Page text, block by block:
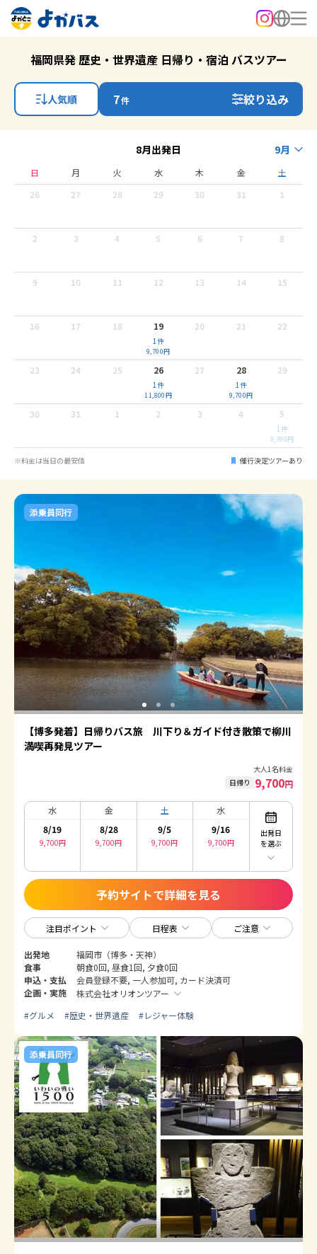
福岡県発 歴史・世界遺産 日帰り・宿泊 バスツアー
人気順 7件 絞り込み
8月出発日 9月
日 月 火 水 木 金
土
26
27 28 29 30 31 1
2 3 4 5 6 7 8
9 10 11 12 13 14 15
16 17 18 19
1件
9,700円
20 21 22
23 24 25 26
1件
11,800円
27 28
1件
9,700円
29
30 31 1 2 3 4 5
1件
9,700円
※料金は当日の最安値 催行決定ツアーあり
添乗員同行
【博多発着】日帰りバス旅 川下り＆ガイド付き散策で柳川
満喫再発見ツアー
大人1名料金
日帰り 9,700円
水
8/19
9,700円
金
8/28
9,700円
土
9/5
9,700円
水
9/16
9,700円
出発日
を選ぶ
予約サイトで詳細を見る
注目ポイント 日程表 ご注意
出発地
福岡市（博多・天神）
食事
朝食0回, 昼食1回, 夕食0回
申込・支払
会員登録不要, 一人参加可, カード決済可
企画・実施
株式会社オリオンツアー
#グルメ #歴史・世界遺産 #レジャー体験
添乗員同行